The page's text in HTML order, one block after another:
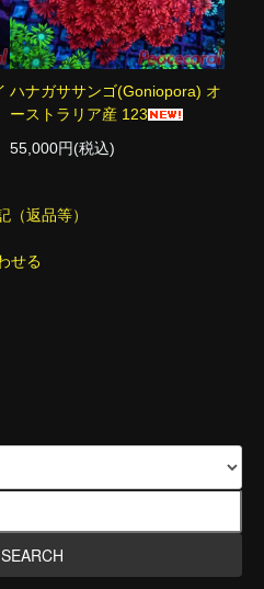
ハナガササンゴ(Goniopora) オ
ーストラリア産 123
55,000円(税込)
（返品等）
せる
SEARCH